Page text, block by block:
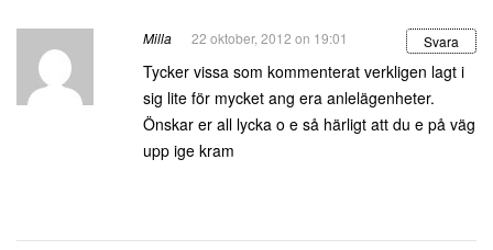
Milla 22 oktober, 2012 on 19:01 Svara
Tycker vissa som kommenterat verkligen lagt i
sig lite för mycket ang era anlelägenheter.
Önskar er all lycka o e så härligt att du e på väg
upp ige kram